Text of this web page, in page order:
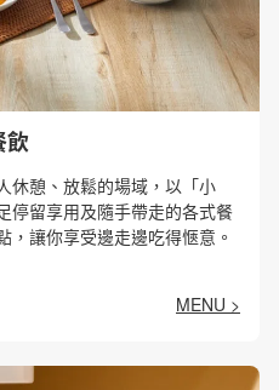
飲
休憩、放鬆的場域，以「小
停留享用及隨手帶走的各式餐
讓你享受邊走邊吃得愜意。
MENU >